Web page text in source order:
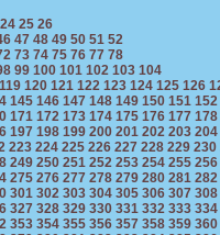
24 25 26
47 48 49 50 51 52
73 74 75 76 77 78
99 100 101 102 103 104
119 120 121 122 123 124 125 126
145 146 147 148 149 150 151 152
171 172 173 174 175 176 177 178
197 198 199 200 201 202 203 204
223 224 225 226 227 228 229 230
249 250 251 252 253 254 255 256
275 276 277 278 279 280 281 282
301 302 303 304 305 306 307 308
327 328 329 330 331 332 333 334
353 354 355 356 357 358 359 360